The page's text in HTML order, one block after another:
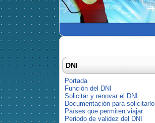
DNI
Portada
Función del DNI
Solicitar y renovar el DNI
Documentación para solicitarlo
Países que permiten viajar
Periodo de validez del DNI